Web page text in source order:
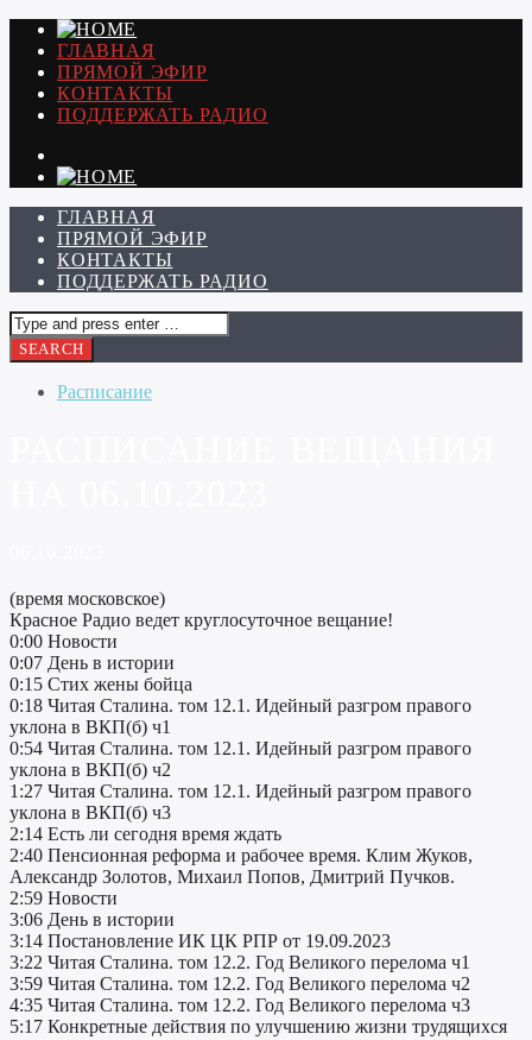
ГЛАВНАЯ
ПРЯМОЙ ЭФИР
КОНТАКТЫ
ПОДДЕРЖАТЬ РАДИО
ГЛАВНАЯ
ПРЯМОЙ ЭФИР
КОНТАКТЫ
ПОДДЕРЖАТЬ РАДИО
Расписание
(время московское)
Красное Радио ведет круглосуточное вещание!
0:00 Новости
0:07 День в истории
0:15 Стих жены бойца
0:18 Читая Сталина. том 12.1. Идейный разгром правого
уклона в ВКП(б) ч1
0:54 Читая Сталина. том 12.1. Идейный разгром правого
уклона в ВКП(б) ч2
1:27 Читая Сталина. том 12.1. Идейный разгром правого
уклона в ВКП(б) ч3
2:14 Есть ли сегодня время ждать
2:40 Пенсионная реформа и рабочее время. Клим Жуков,
Александр Золотов, Михаил Попов, Дмитрий Пучков.
2:59 Новости
3:06 День в истории
3:14 Постановление ИК ЦК РПР от 19.09.2023
3:22 Читая Сталина. том 12.2. Год Великого перелома ч1
3:59 Читая Сталина. том 12.2. Год Великого перелома ч2
4:35 Читая Сталина. том 12.2. Год Великого перелома ч3
5:17 Конкретные действия по улучшению жизни трудящихся